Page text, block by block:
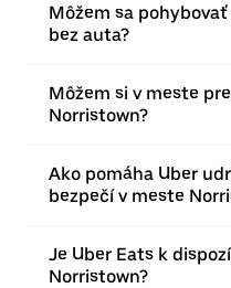
Môžem sa
bez auta?
Môžem si v meste
Norristown?
Ako pomáha Uber
bezpečí v meste
Je Uber Eats k
Norristown?